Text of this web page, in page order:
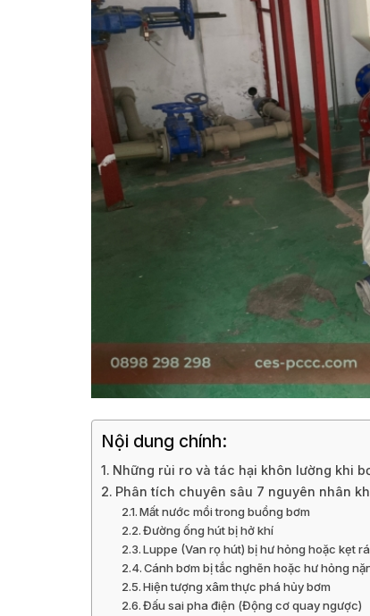
Nội dung chính:
Những rủi ro và tác hại khôn lường khi
Phân tích chuyên sâu 7 nguyên nhân
Mất nước mồi trong buồng bơm
Đường ống hút bị hở khí
Luppe (Van rọ hút) bị hư hỏng hoặc kẹt
Cánh bơm bị tắc nghẽn hoặc hư hỏng
Hiện tượng xâm thực phá hủy bơm
Đấu sai pha điện (Động cơ quay ngược)